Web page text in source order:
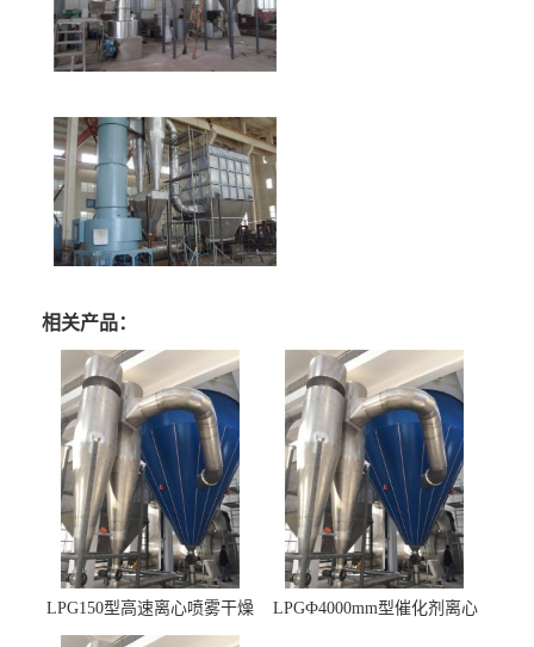
相关产品：
LPG150型高速离心喷雾干燥
机 φ2.85m
LPGФ4000mm型催化剂离心